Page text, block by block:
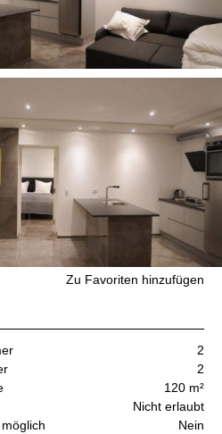
2
2
120 m²
Nicht erlaubt
Nein
Zu Favoriten hinzufügen